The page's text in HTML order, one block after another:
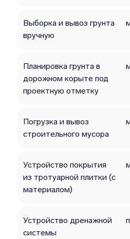
Выборка и вывоз грунта
вручную
Планировка грунта в
дорожном корыте под
проектную отметку
Погрузка и вывоз
строительного мусора
Устройство покрытия
из тротуарной плитки (с
материалом)
Устройство дренажной
системы